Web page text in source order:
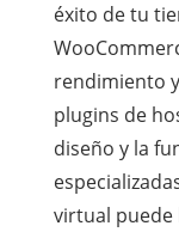
éxito de tu
rendimiento
plugins de
diseño y la
virtual puede